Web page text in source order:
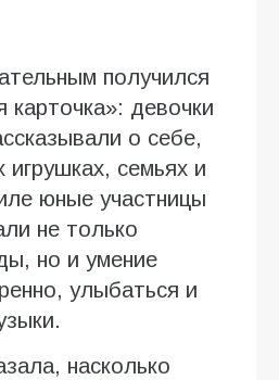
получился
карточка»: девочки
о себе,
семьях и
юные участницы
не только
но и умение
улыбаться и
насколько